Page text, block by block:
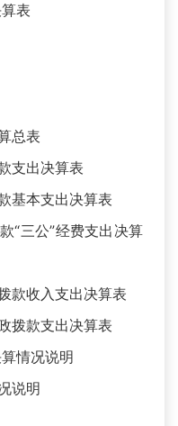
表
总表
支出决算表
基本支出决算表
“三公”经费支出决算
款收入支出决算表
拨款支出决算表
情况说明
说明